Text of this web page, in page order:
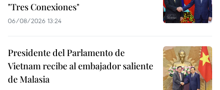
"Tres Conexiones"
06/08/2026 13:24
Presidente del Parlamento de
Vietnam recibe al embajador saliente
de Malasia